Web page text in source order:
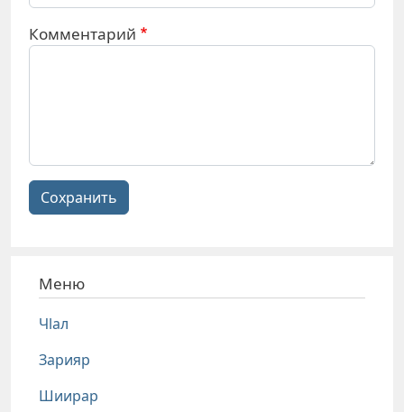
Комментарий
Сохранить
Меню
Чlал
Зарияр
Шиирар